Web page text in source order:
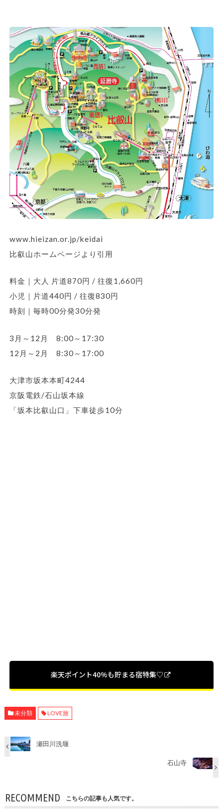
www.hieizan.or.jp/keidai
比叡山ホームページより引用
料金｜大人 片道870円 / 往復1,660円
小児｜片道440円 / 往復830円
時刻｜毎時00分発30分発
3月～12月 8:00～17:30
12月～2月 8:30～17:00
大津市坂本本町4244
京阪電鉄/石山坂本線
「坂本比叡山口」下車徒歩10分
楽天ポイント40%も貯まる宿特集♡
未分類 LOVE旅
瀬田川洗堰
石山寺
RECOMMEND こちらの記事も人気です。